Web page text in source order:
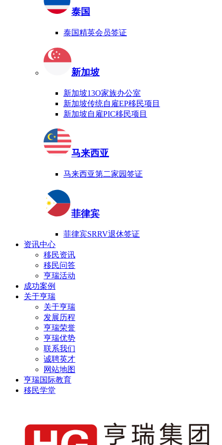
泰国
泰国精英会员签证
新加坡
新加坡13O家族办公室
新加坡传统自雇EP移民项目
新加坡自雇PIC移民项目
马来西亚
马来西亚第二家园签证
菲律宾
菲律宾SRRV退休签证
资讯中心
移民资讯
移民问答
亨瑞活动
成功案例
关于亨瑞
关于亨瑞
发展历程
亨瑞荣誉
亨瑞优势
联系我们
诚聘英才
网站地图
亨瑞国际教育
移民学堂